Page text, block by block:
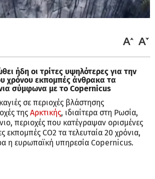
ήδη οι τρίτες υψηλότερες για την
χρόνου εκπομπές άνθρακα τα
σύμφωνα με το Copernicus
σε περιοχές βλάστησης
της Αρκτικής, ιδιαίτερα στη Ρωσία,
περιοχές που κατέγραψαν ορισμένες
εκπομπές CO2 τα τελευταία 20 χρόνια,
η ευρωπαϊκή υπηρεσία Copernicus.